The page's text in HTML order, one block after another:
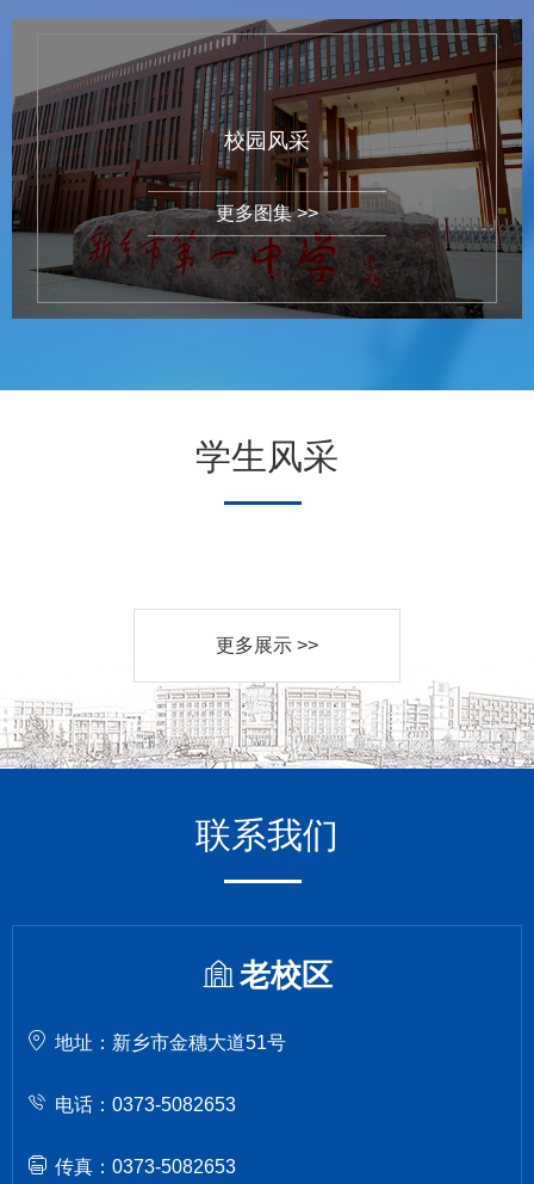
校园风采
更多图集 >>
学生风采
更多展示 >>
联系我们
老校区
地址：新乡市金穗大道51号
电话：0373-5082653
传真：0373-5082653